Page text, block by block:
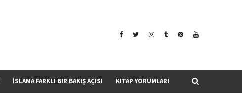
İSLAMA FARKLI BIR BAKIŞ AÇISI KITAP YORUMLARI